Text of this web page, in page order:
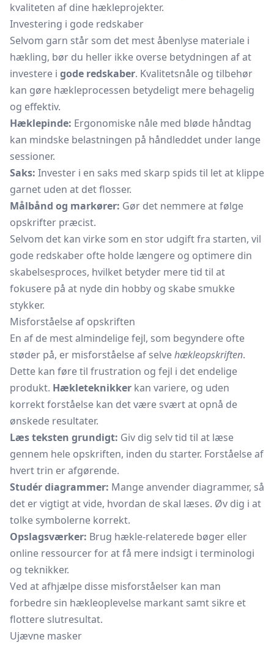
kvaliteten af dine hækleprojekter.
Investering i gode redskaber
Selvom garn står som det mest åbenlyse materiale i
hækling, bør du heller ikke overse betydningen af at
investere i gode redskaber. Kvalitetsnåle og tilbehør
kan gøre hækleprocessen betydeligt mere behagelig
og effektiv.
Hæklepinde: Ergonomiske nåle med bløde håndtag
kan mindske belastningen på håndleddet under lange
sessioner.
Saks: Invester i en saks med skarp spids til let at klippe
garnet uden at det flosser.
Målbånd og markører: Gør det nemmere at følge
opskrifter præcist.
Selvom det kan virke som en stor udgift fra starten, vil
gode redskaber ofte holde længere og optimere din
skabelsesproces, hvilket betyder mere tid til at
fokusere på at nyde din hobby og skabe smukke
stykker.
Misforståelse af opskriften
En af de mest almindelige fejl, som begyndere ofte
støder på, er misforståelse af selvehækleopskriften.
Dette kan føre til frustration og fejl i det endelige
produkt. Hækleteknikker kan variere, og uden
korrekt forståelse kan det være svært at opnå de
ønskede resultater.
Læs teksten grundigt: Giv dig selv tid til at læse
gennem hele opskriften, inden du starter. Forståelse af
hvert trin er afgørende.
Studér diagrammer: Mange anvender diagrammer, så
det er vigtigt at vide, hvordan de skal læses. Øv dig i at
tolke symbolerne korrekt.
Opslagsværker: Brug hækle-relaterede bøger eller
online ressourcer for at få mere indsigt i terminologi
og teknikker.
Ved at afhjælpe disse misforståelser kan man
forbedre sin hækleoplevelse markant samt sikre et
flottere slutresultat.
Ujævne masker